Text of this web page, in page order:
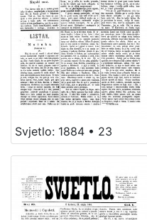
Svjetlo: 1884 • 23